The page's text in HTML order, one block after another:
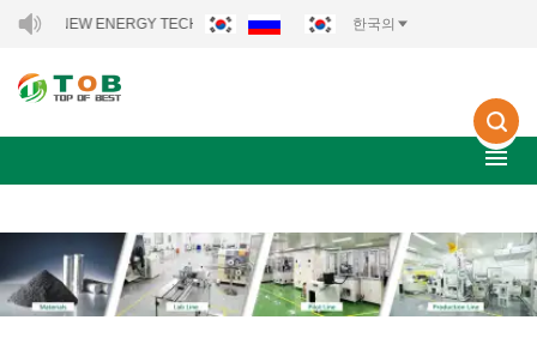
NEW ENERGY TECHNOLOGY CO., LTD.. 한국의